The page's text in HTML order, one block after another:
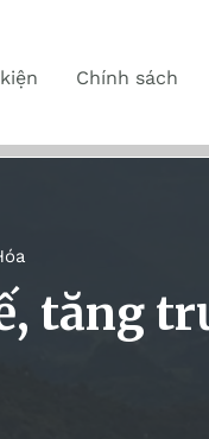
Chính sách
tăng